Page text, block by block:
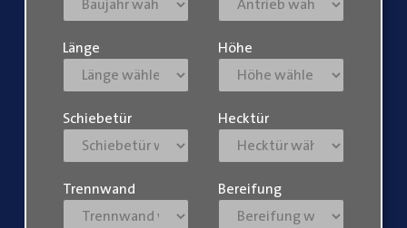
Länge Höhe
Schiebetür Hecktür
Trennwand Bereifung